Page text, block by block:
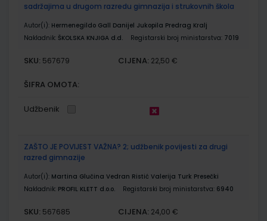
sadržajima u drugom razredu gimnazija i strukovnih škola
Autor(i): Hermenegildo Gall Danijel Jukopila Predrag Kralj
Nakladnik: ŠKOLSKA KNJIGA d.d. Registarski broj ministarstva: 7019
SKU: 567679 CIJENA: 22,50 €
ŠIFRA OMOTA:
Udžbenik
ZAŠTO JE POVIJEST VAŽNA? 2; udžbenik povijesti za drugi
razred gimnazije
Autor(i): Martina Glučina Vedran Ristić Valerija Turk Presečki
Nakladnik: PROFIL KLETT d.o.o. Registarski broj ministarstva: 6940
SKU: 567685 CIJENA: 24,00 €